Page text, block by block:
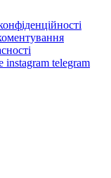
instagram telegram